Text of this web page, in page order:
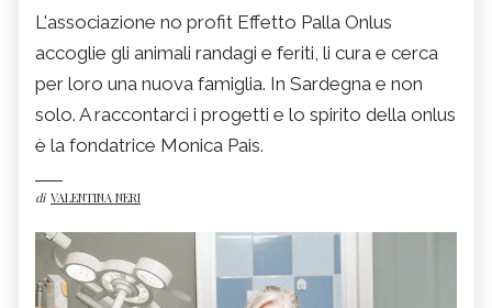
L'associazione no profit Effetto Palla Onlus
accoglie gli animali randagi e feriti, li cura e cerca
per loro una nuova famiglia. In Sardegna e non
solo. A raccontarci i progetti e lo spirito della onlus
è la fondatrice Monica Pais.
di VALENTINA NERI